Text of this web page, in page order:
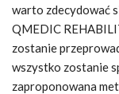
warto zdecydować
QMEDIC
zostanie
wszystko zostanie
zaproponowana